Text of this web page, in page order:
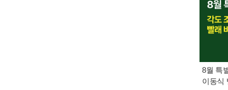
8월 특
이동식